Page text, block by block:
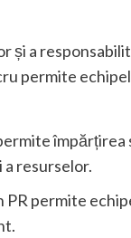
a
permite
a resurselor.
PR permite